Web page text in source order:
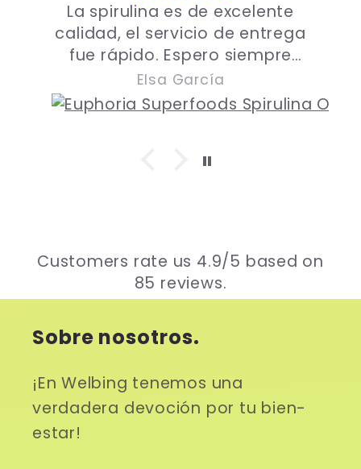
La spirulina es de excelente
calidad, el servicio de entrega
fue rápido. Espero siempre
cuenten con stock ya que en
casa la consumimos con
regularidad 😁.
Elsa García
Customers rate us 4.9/5 based on
85 reviews.
Sobre nosotros.
¡En Welbing tenemos una
verdadera devoción por tu bien-
estar!